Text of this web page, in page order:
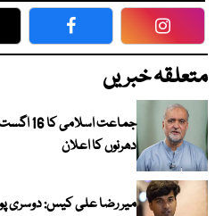
Facebook
متعلقہ خبریں
جماعت
دھرنوں کا اعلان
میر رضا علی کیس: دوسری